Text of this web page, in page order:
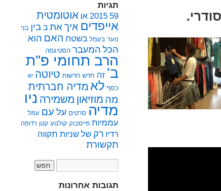
תגיות
59
2015 או אוטומטית
אייפדים איך את ב בין בני
נוער בעמל בשטח האם הוא
הכל המעבר הסטיגמה
הרב תחומי פ"ת
ב' זה חדש חדשות טיוטה יא
כסף לא מדיה חברתית
מה מוזיאון משמירה ניו
מדיה סרטים על עם עמל
עממיות פייסבוק קולנוע קטן רדופה
רדיו רק של שניות תקווה
תקשורת
תגובות אחרונות